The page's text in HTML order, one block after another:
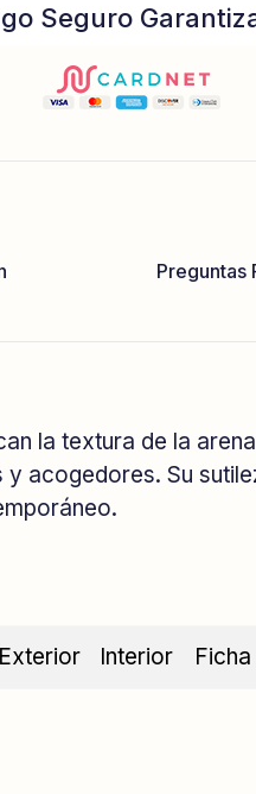
Seguro
Preguntas
la textura de la
acogedores. Su
Exterior Interior